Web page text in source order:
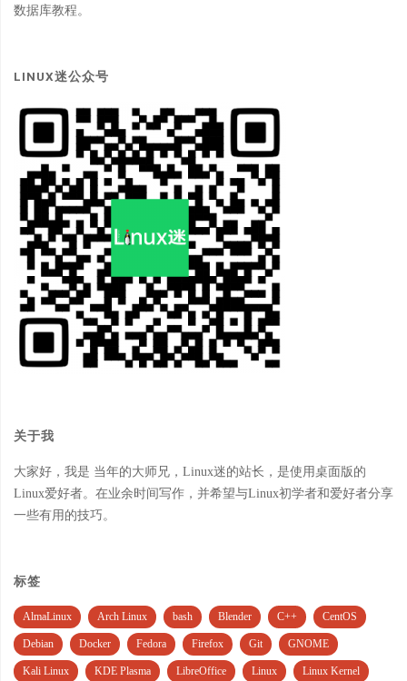
数据库教程。
LINUX迷公众号
关于我
大家好，我是 当年的大师兄，Linux迷的站长，是使用桌面版的
Linux爱好者。在业余时间写作，并希望与Linux初学者和爱好者分享
一些有用的技巧。
标签
AlmaLinux Arch Linux bash Blender C++ CentOS
Debian Docker Fedora Firefox Git GNOME
Kali Linux KDE Plasma LibreOffice Linux Linux Kernel